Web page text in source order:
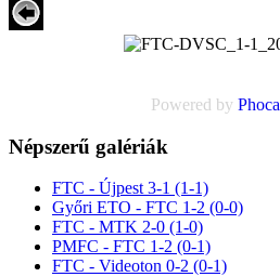
Powered by Phoca
Népszerű galériák
FTC - Újpest 3-1 (1-1)
Győri ETO - FTC 1-2 (0-0)
FTC - MTK 2-0 (1-0)
PMFC - FTC 1-2 (0-1)
FTC - Videoton 0-2 (0-1)